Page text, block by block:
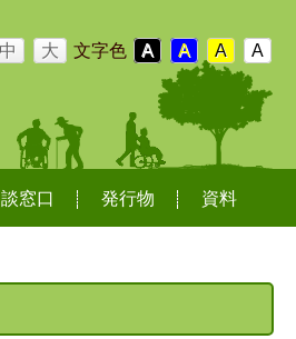
中 大 文字色 A A A A
窓口 発行物 資料